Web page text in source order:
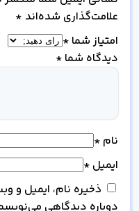
علامت‌گذاری شده‌اند *
امتیاز شما *
دیدگاه شما *
نام *
ایمیل *
ذخیره نام، ایمیل و
دوباره دیدگاهی